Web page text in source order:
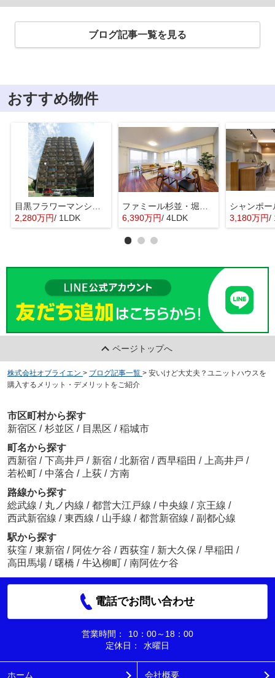
ブログ記事一覧を見る
おすすめ物件
2,280万円/ 1LDK
6,390万円/ 4LDK 3,180万円/
ページトップへ
株式会社オブライエン > ブログ記事一覧 > 安いけど大丈夫？ユニットハウスを
購入するメリット・デメリットをご紹介
市区町村から探す
新宿区 / 杉並区 / 目黒区 / 稲城市
町名から探す
西新宿 / 下高井戸 / 新宿 / 北新宿 / 西早稲田 / 上高井戸 /
若松町 / 中落合 / 上荻 / 方南
路線から探す
総武線 / 丸ノ内線 / 都営大江戸線 / 中央線 / 京王線 /
西武新宿線 / 東西線 / 山手線 / 都営新宿線 / 副都心線
駅から探す
荻窪 / 東新宿 / 阿佐ケ谷 / 西荻窪 / 新大久保 / 早稲田 /
高田馬場 / 曙橋 / 牛込柳町 / 南阿佐ケ谷
電話でお問い合わせ
営業時間：
10：00～18：00
定休日：
水曜日
ホーム 会社概要